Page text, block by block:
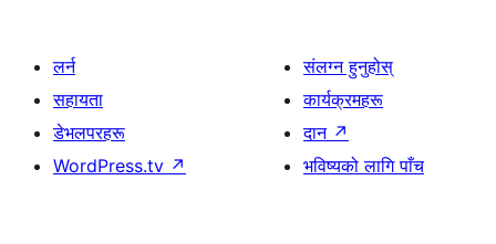
लर्न
सहायता
डेभलपरहरू
WordPress.tv ↗
संलग्न हुनुहोस्
कार्यक्रमहरू
दान ↗
भविष्यको लागि पाँच